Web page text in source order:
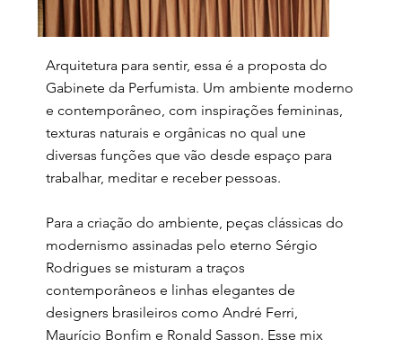
Arquitetura para sentir, essa é a proposta do
Gabinete da Perfumista. Um ambiente moderno
e contemporâneo, com inspirações femininas,
texturas naturais e orgânicas no qual une
diversas funções que vão desde espaço para
trabalhar, meditar e receber pessoas.
Para a criação do ambiente, peças clássicas do
modernismo assinadas pelo eterno Sérgio
Rodrigues se misturam a traços
contemporâneos e linhas elegantes de
designers brasileiros como André Ferri,
Maurício Bonfim e Ronald Sasson. Esse mix